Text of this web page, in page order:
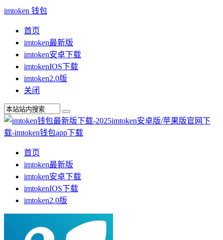
imtoken 钱包
首页
imtoken最新版
imtoken安卓下载
imtokenIOS下载
imtoken2.0版
关闭
首页
imtoken最新版
imtoken安卓下载
imtokenIOS下载
imtoken2.0版